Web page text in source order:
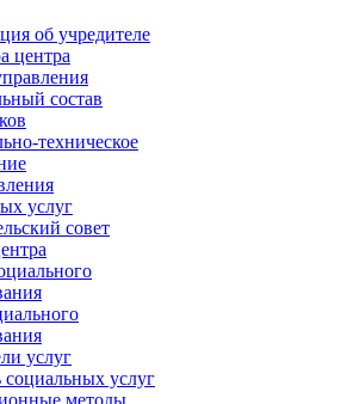
об учредителе
центра
состав
техническое
услуг
совет
услуг
социальных услуг
методы